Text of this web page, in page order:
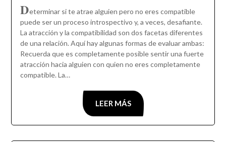
Determinar si te atrae alguien pero no eres compatible
puede ser un proceso introspectivo y, a veces, desafiante.
La atracción y la compatibilidad son dos facetas diferentes
de una relación. Aquí hay algunas formas de evaluar ambas:
Recuerda que es completamente posible sentir una fuerte
atracción hacia alguien con quien no eres completamente
compatible. La…
LEER MÁS